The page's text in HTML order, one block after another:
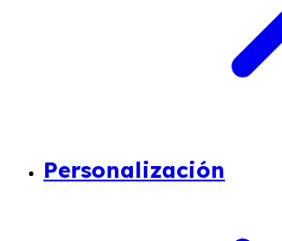
Personalización